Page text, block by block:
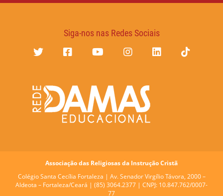
Siga-nos nas Redes Sociais
Associação das Religiosas da Instrução Cristã
Colégio Santa Cecília Fortaleza | Av. Senador Virgílio Távora, 2000 –
Aldeota – Fortaleza/Ceará | (85) 3064.2377 | CNPJ: 10.847.762/0007-
77